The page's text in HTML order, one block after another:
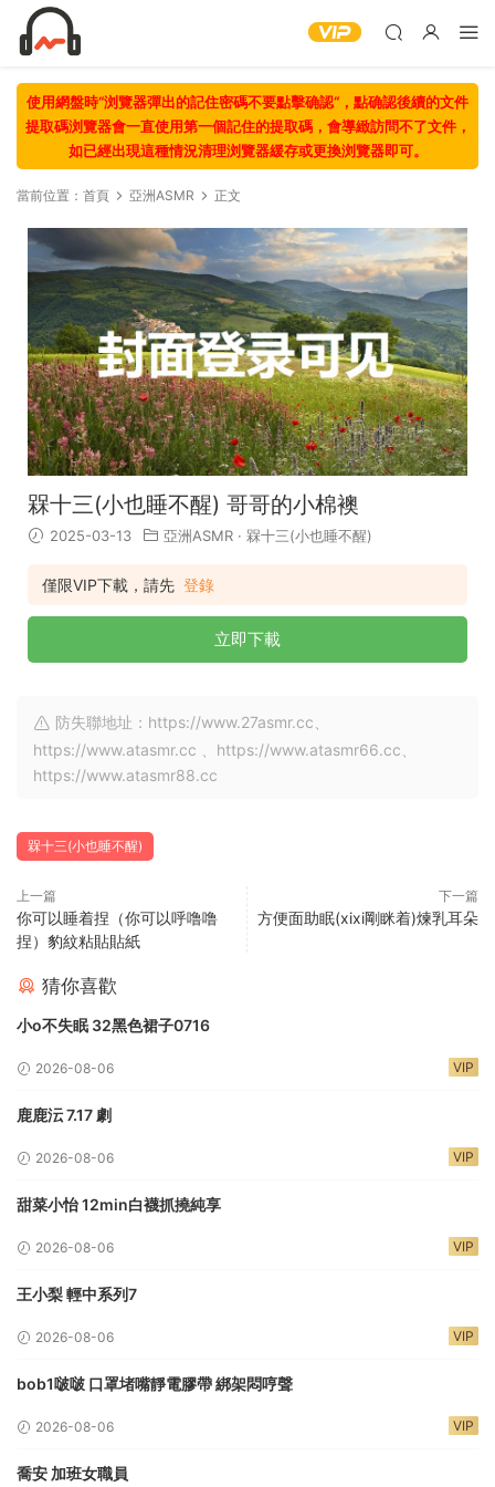
使用網盤時“浏覽器彈出的記住密碼不要點擊确認“，點确認後續的文件
提取碼浏覽器會一直使用第一個記住的提取碼，會導緻訪問不了文件，
如已經出現這種情況清理浏覽器緩存或更換浏覽器即可。
當前位置： 首頁 亞洲ASMR 正文
槑十三(小也睡不醒) 哥哥的小棉襖
2025-03-13 亞洲ASMR · 槑十三(小也睡不醒)
僅限VIP下載，請先 登錄
立即下載
防失聯地址：https://www.27asmr.cc、
https://www.atasmr.cc 、https://www.atasmr66.cc、
https://www.atasmr88.cc
槑十三(小也睡不醒)
上一篇
你可以睡着捏（你可以呼噜噜
捏）豹紋粘貼貼紙
下一篇
方便面助眠(xixi剛眯着)煉乳耳朵
猜你喜歡
小o不失眠 32黑色裙子0716
2026-08-06 VIP
鹿鹿沄 7.17 劇
2026-08-06 VIP
甜菜小怡 12min白襪抓撓純享
2026-08-06 VIP
王小梨 輕中系列7
2026-08-06 VIP
bob1啵啵 口罩堵嘴靜電膠帶 綁架悶哼聲
2026-08-06 VIP
喬安 加班女職員